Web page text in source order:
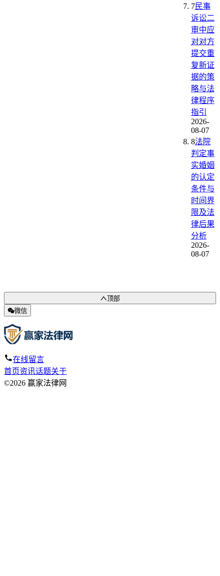
7民事
诉讼二
审中应
对对方
提交重
复新证
据的策
略与法
律程序
指引
2026-
08-07
8法院
判定事
实婚姻
的认定
条件与
时间界
限及法
律后果
分析
2026-
08-07
顶部
微信
在线留言
首页资讯话题关于
©2026 赢家法律网